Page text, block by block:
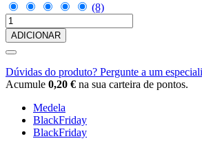
(8)
ADICIONAR
Dúvidas do produto? Pergunte a um
Acumule 0,20 € na sua carteira de pontos.
Medela
BlackFriday
BlackFriday